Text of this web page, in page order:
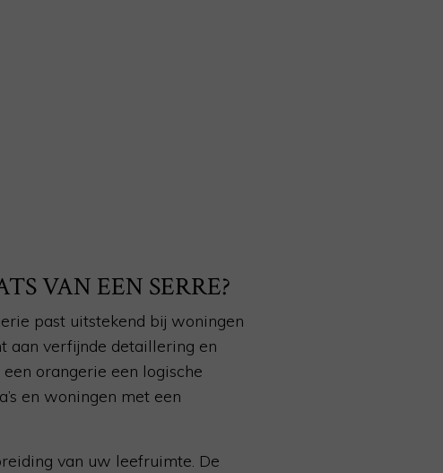
VAN EEN SERRE?
past uitstekend bij woningen
aan verfijnde detaillering en
orangerie een logische
en woningen met een
van uw leefruimte. De